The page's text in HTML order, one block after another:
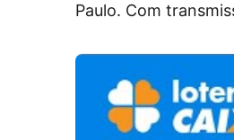
Paulo. Com